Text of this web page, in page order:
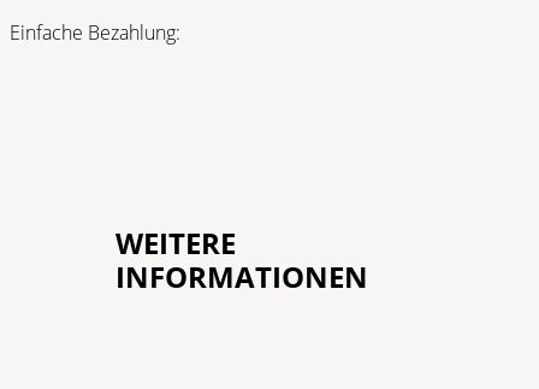
Einfache Bezahlung:
WEITERE
INFORMATIONEN